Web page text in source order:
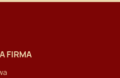
FIRMA